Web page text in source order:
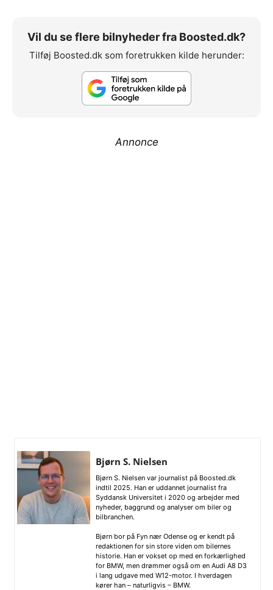
Vil du se flere bilnyheder fra Boosted.dk?
Tilføj Boosted.dk som foretrukken kilde herunder:
Annonce
Bjørn S. Nielsen
Bjørn S. Nielsen var journalist på Boosted.dk
indtil 2025. Han er uddannet journalist fra
Syddansk Universitet i 2020 og arbejder med
nyheder, baggrund og analyser om biler og
bilbranchen.
Bjørn bor på Fyn nær Odense og er kendt på
redaktionen for sin store viden om bilernes
historie. Han er vokset op med en forkærlighed
for BMW, men drømmer også om en Audi A8 D3
i lang udgave med W12-motor. I hverdagen
kører han – naturligvis – BMW.